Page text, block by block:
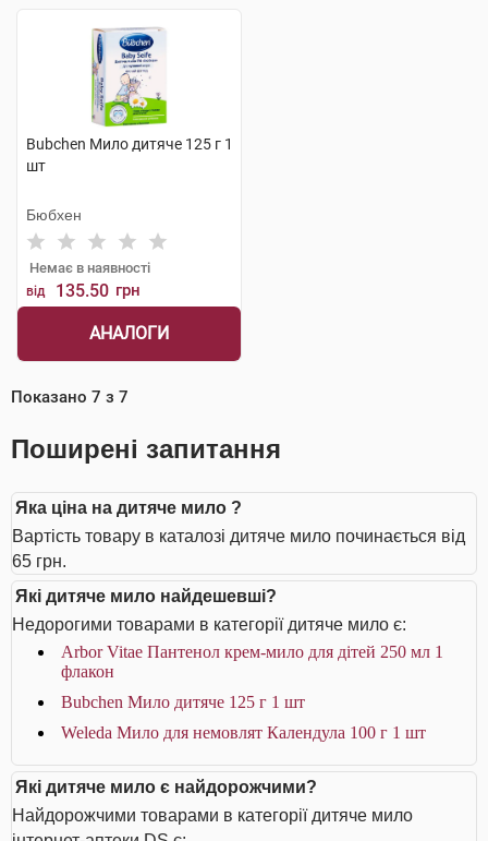
Bubchen Мило дитяче 125 г 1
шт
Бюбхен
Немає в наявності
від 135.50 грн
АНАЛОГИ
Показано 7 з 7
Поширені запитання
Яка ціна на дитяче мило ?
Вартість товару в каталозі дитяче мило починається від
65 грн.
Які дитяче мило найдешевші?
Недорогими товарами в категорії дитяче мило є:
Arbor Vitae Пантенол крем-мило для дітей 250 мл 1
флакон
Bubchen Мило дитяче 125 г 1 шт
Weleda Мило для немовлят Календула 100 г 1 шт
Які дитяче мило є найдорожчими?
Найдорожчими товарами в категорії дитяче мило